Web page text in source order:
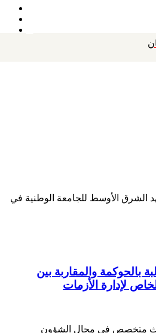
الأوسط للجامعة الوطنية في
بالحوكمة والمقاربة بين
لإدارة الأزمات
متخصص في مجال الشؤون